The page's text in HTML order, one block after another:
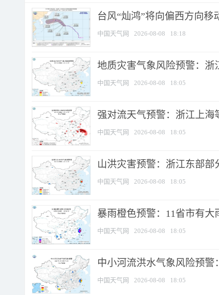
台风“灿鸿”将向偏西方向移
中国天气网 2026-08-08 18:18
地质灾害气象风险预警：
中国天气网 2026-08-08 18:05
强对流天气预警：浙江上海
中国天气网 2026-08-08 18:05
山洪灾害预警：浙江东部
中国天气网 2026-08-08 18:05
暴雨橙色预警：11省市有
中国天气网 2026-08-08 18:05
中小河流洪水气象风险预
中国天气网 2026-08-08 18:05